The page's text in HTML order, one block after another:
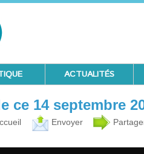
ACTUALITÉS
ce 14 septembre
Envoyer